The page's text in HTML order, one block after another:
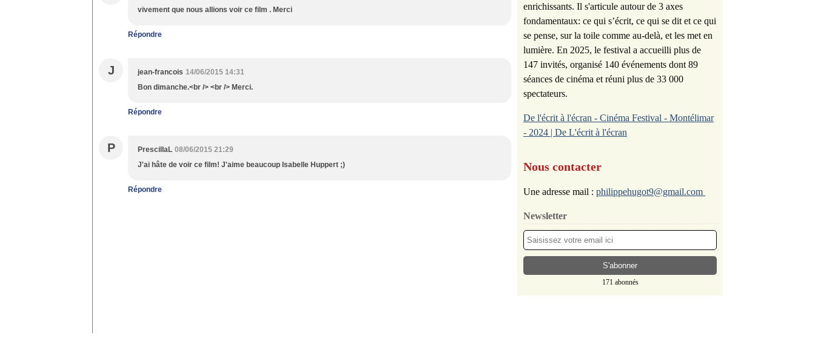
vivement que nous allions voir ce film . Merci
Répondre
J jean-francois 14/06/2015 14:31
Bon dimanche.<br /> <br /> Merci.
Répondre
P PrescillaL 08/06/2015 21:29
J'ai hâte de voir ce film! J'aime beaucoup Isabelle Huppert ;)
Répondre
enrichissants. Il s'articule autour de 3 axes
fondamentaux: ce qui s’écrit, ce qui se dit et ce qui
se pense, sur la toile comme au-delà, et les met en
lumière. En 2025, le festival a accueilli plus de
147 invités, organisé 140 événements dont 89
séances de cinéma et réuni plus de 33 000
spectateurs.
De l'écrit à l'écran - Cinéma Festival - Montélimar
- 2024 | De L'écrit à l'écran
Nous contacter
Une adresse mail : philippehugot9@gmail.com
Newsletter
171 abonnés